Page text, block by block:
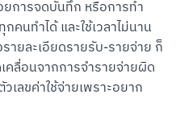
การจดบันทึก หรือการทำ
นทำได้ และใช้เวลาไม่นาน
ายละเอียดรายรับ-รายจ่าย ก็
ลื่อนจากการจำรายจ่ายผิด
เลขค่าใช้จ่ายเพราะอยาก